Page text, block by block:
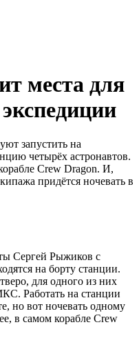
места для
запустить на
четырёх астронавтов.
Crew Dragon. И,
придётся ночевать в
Сергей Рыжиков с
на борту станции.
для одного из них
Работать на станции
но вот ночевать одному
в самом корабле Crew